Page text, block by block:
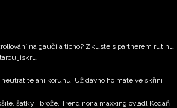
na gauči a ticho? Zkuste s partnerem
jiskru
ani korunu. Už dávno ho máte ve skříni
šátky i brože. Trend nona maxxing ovládl Kodaň